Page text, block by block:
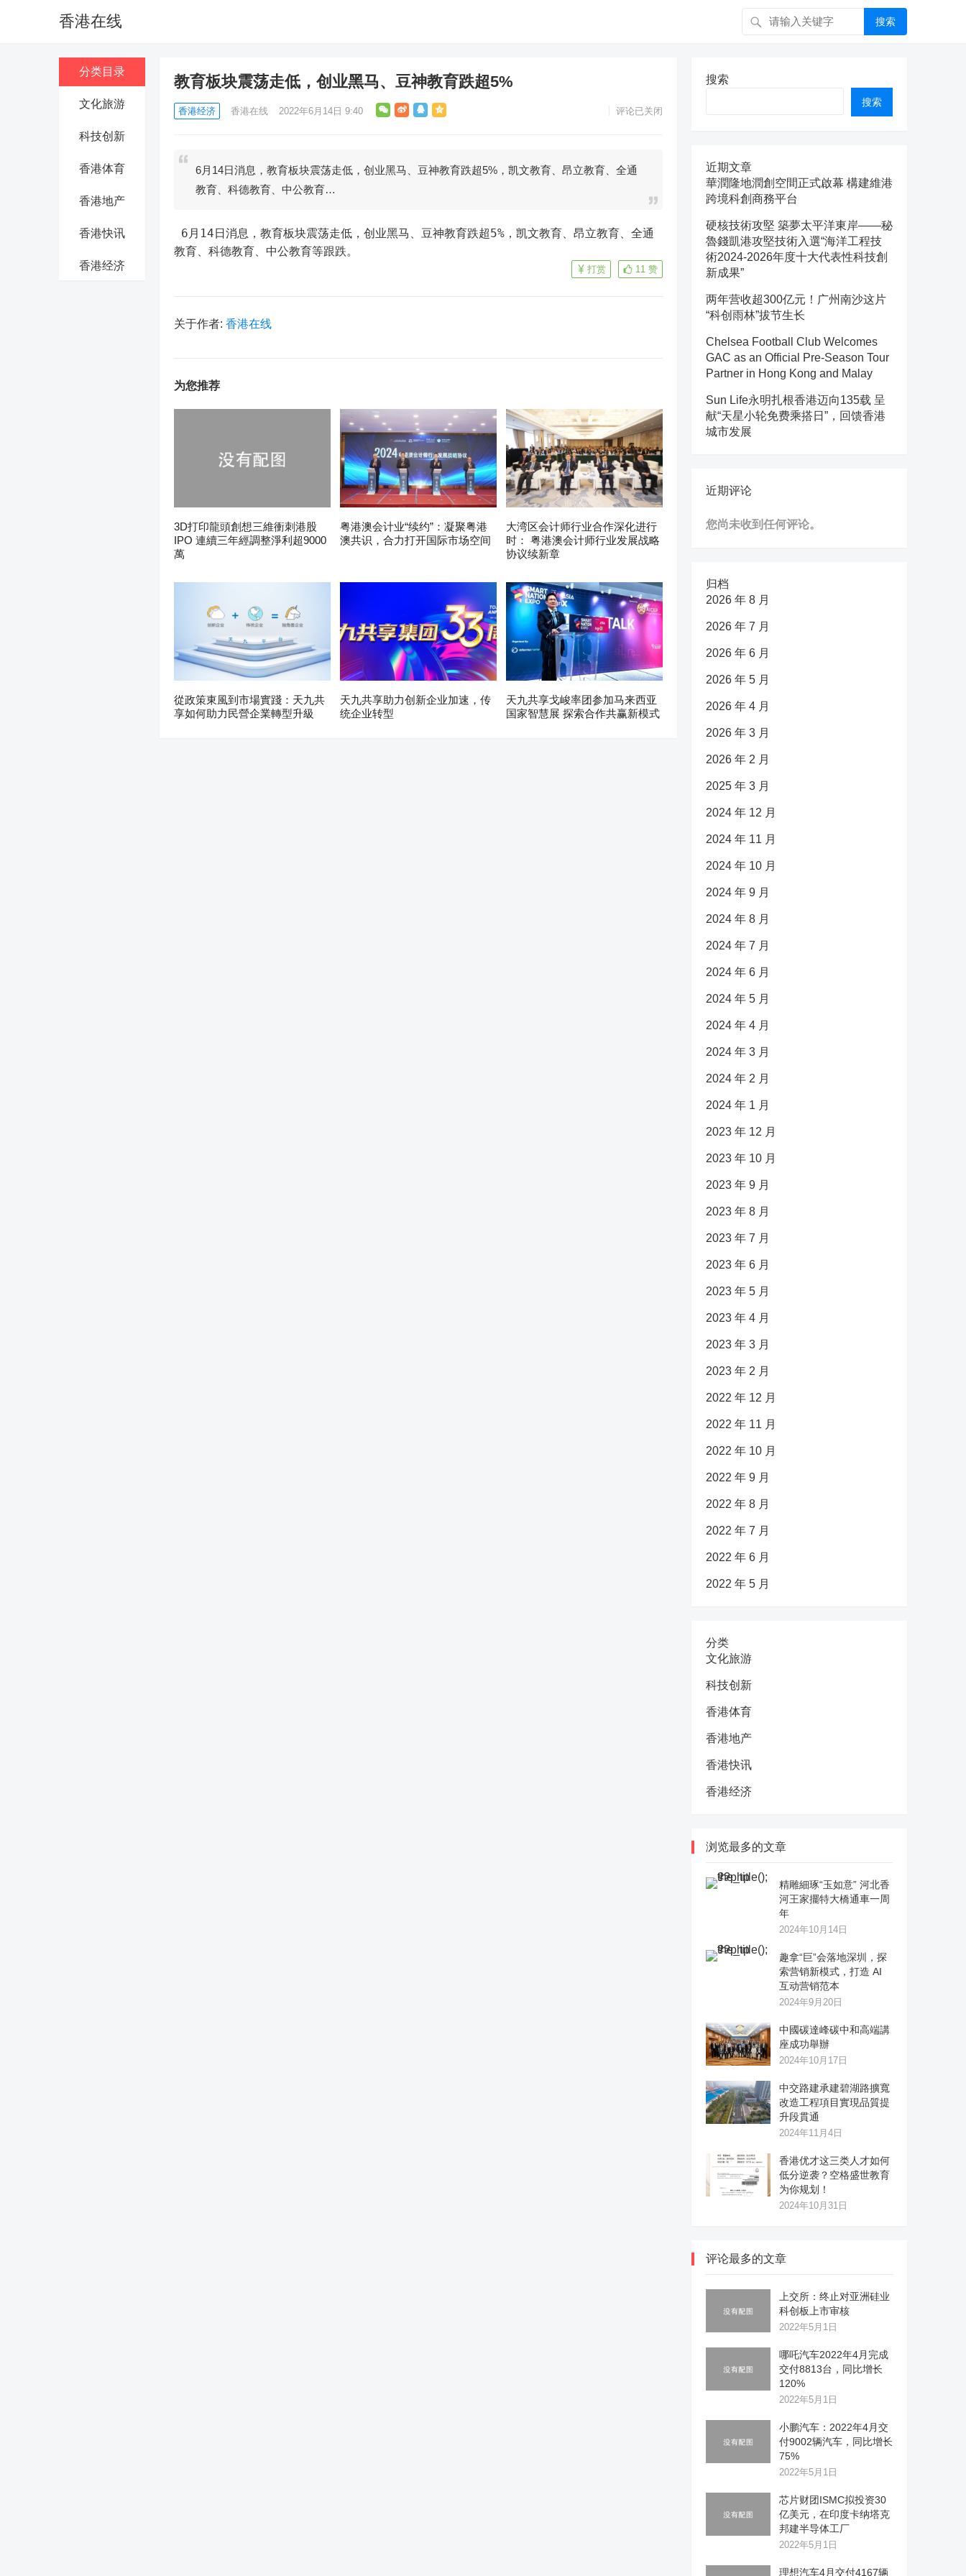
香港在线 搜索
分类目录
文化旅游
科技创新
香港体育
香港地产
香港快讯
香港经济
教育板块震荡走低，创业黑马、豆神教育跌超5%
香港经济 香港在线 2022年6月14日 9:40 评论已关闭
6月14日消息，教育板块震荡走低，创业黑马、豆神教育跌超5%，凯文教育、昂立教育、全通
教育、科德教育、中公教育…
教育、科德教育、中公教育等跟跌。
11 赞
打赏
关于作者: 香港在线
为您推荐
3D打印龍頭創想三維衝刺港股
IPO 連續三年經調整淨利超9000
萬
粤港澳会计业“续约”：凝聚粤港
澳共识，合力打开国际市场空间
大湾区会计师行业合作深化进行
时： 粤港澳会计师行业发展战略
协议续新章
從政策東風到市場實踐：天九共
享如何助力民營企業轉型升級
天九共享助力创新企业加速，传
统企业转型
天九共享戈峻率团参加马来西亚
国家智慧展 探索合作共赢新模式
搜索
搜索
近期文章
華潤隆地潤創空間正式啟幕 構建維港
跨境科創商務平台
硬核技術攻堅 築夢太平洋東岸——秘
魯錢凱港攻堅技術入選“海洋工程技
術2024-2026年度十大代表性科技創
新成果”
两年营收超300亿元！广州南沙这片
“科创雨林”拔节生长
Chelsea Football Club Welcomes
GAC as an Official Pre-Season Tour
Partner in Hong Kong and Malay
Sun Life永明扎根香港迈向135载 呈
献“天星小轮免费乘搭日”，回馈香港
城市发展
近期评论
您尚未收到任何评论。
归档
2026 年 8 月
2026 年 7 月
2026 年 6 月
2026 年 5 月
2026 年 4 月
2026 年 3 月
2026 年 2 月
2025 年 3 月
2024 年 12 月
2024 年 11 月
2024 年 10 月
2024 年 9 月
2024 年 8 月
2024 年 7 月
2024 年 6 月
2024 年 5 月
2024 年 4 月
2024 年 3 月
2024 年 2 月
2024 年 1 月
2023 年 12 月
2023 年 10 月
2023 年 9 月
2023 年 8 月
2023 年 7 月
2023 年 6 月
2023 年 5 月
2023 年 4 月
2023 年 3 月
2023 年 2 月
2022 年 12 月
2022 年 11 月
2022 年 10 月
2022 年 9 月
2022 年 8 月
2022 年 7 月
2022 年 6 月
2022 年 5 月
分类
文化旅游
科技创新
香港体育
香港地产
香港快讯
香港经济
浏览最多的文章
精雕細琢“玉如意” 河北香
河王家擺特大橋通車一周
年
2024年10月14日
趣拿“巨”会落地深圳，探
索营销新模式，打造 AI
互动营销范本
2024年9月20日
中國碳達峰碳中和高端講
座成功舉辦
2024年10月17日
中交路建承建碧湖路擴寬
改造工程項目實現品質提
升段貫通
2024年11月4日
香港优才这三类人才如何
低分逆袭？空格盛世教育
为你规划！
2024年10月31日
评论最多的文章
上交所：终止对亚洲硅业
科创板上市审核
2022年5月1日
哪吒汽车2022年4月完成
交付8813台，同比增长
120%
2022年5月1日
小鹏汽车：2022年4月交
付9002辆汽车，同比增长
75%
2022年5月1日
芯片财团ISMC拟投资30
亿美元，在印度卡纳塔克
邦建半导体工厂
2022年5月1日
理想汽车4月交付4167辆